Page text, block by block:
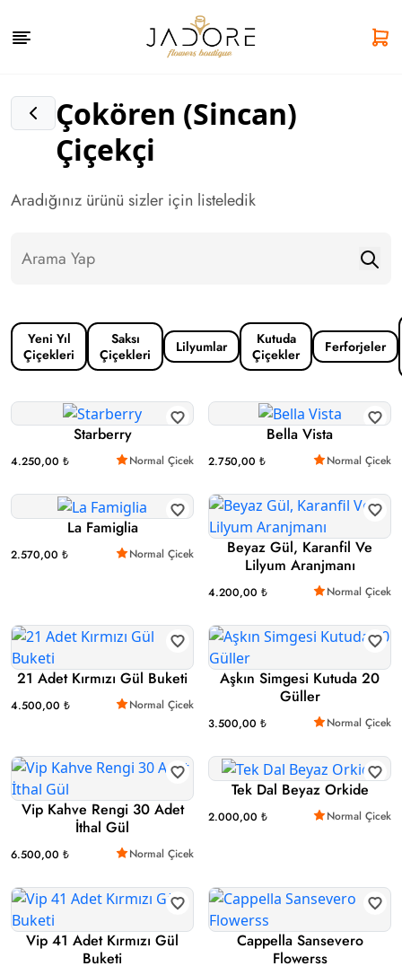
Çokören (Sincan)
Çiçekçi
Aradığınız ürünü sizler için listeledik
Yeni Yıl
Çiçekleri
Saksı
Çiçekleri
Lilyumlar
Kutuda
Çiçekler
Ferforjeler
Starberry
4.250,00 ₺ Normal Çicek
Bella Vista
2.750,00 ₺ Normal Çicek
La Famiglia
2.570,00 ₺ Normal Çicek
Beyaz Gül, Karanfil Ve
Lilyum Aranjmanı
4.200,00 ₺ Normal Çicek
21 Adet Kırmızı Gül Buketi
4.500,00 ₺ Normal Çicek
Aşkın Simgesi Kutuda 20
Güller
3.500,00 ₺ Normal Çicek
Vip Kahve Rengi 30 Adet
İthal Gül
6.500,00 ₺ Normal Çicek
Tek Dal Beyaz Orkide
2.000,00 ₺ Normal Çicek
Vip 41 Adet Kırmızı Gül
Buketi
Cappella Sansevero
Flowerss